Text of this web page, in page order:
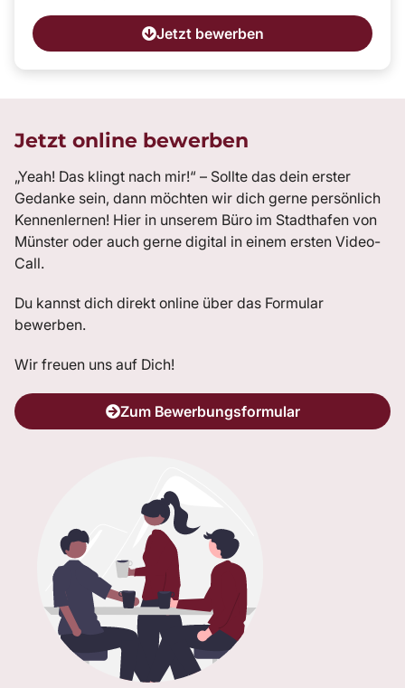
Jetzt bewerben
Jetzt online bewerben
„Yeah! Das klingt nach mir!“ – Sollte das dein erster
Gedanke sein, dann möchten wir dich gerne persönlich
Kennenlernen! Hier in unserem Büro im Stadthafen von
Münster oder auch gerne digital in einem ersten Video-
Call.
Du kannst dich direkt online über das Formular
bewerben.
Wir freuen uns auf Dich!
Zum Bewerbungsformular